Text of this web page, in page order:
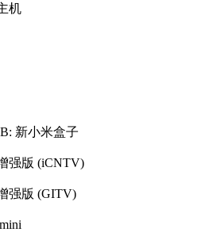
机
新小米盒子
强版 (iCNTV)
强版 (GITV)